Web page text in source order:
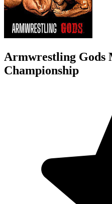
Armwrestling Gods
Championship